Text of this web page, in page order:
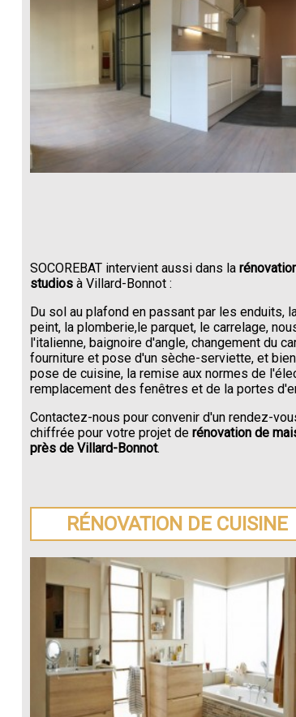
SOCOREBAT intervient aussi dans la
studiosà Villard-Bonnot :
Du sol au plafond en passant par les enduits,
peint, la plomberie,le parquet, le carrelage,
l'italienne, baignoire d'angle, changement du
fourniture et pose d'un sèche-serviette, et
pose de cuisine, la remise aux normes de
remplacement des fenêtres et de la portes
Contactez-nous pour convenir d'un rendez-
chiffrée pour votre projet derénovation de
près de Villard-Bonnot.
RÉNOVATION DE CUISINE